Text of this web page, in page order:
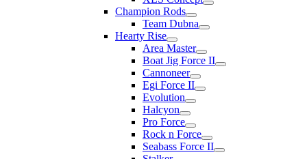
Champion Rods
Team Dubna
Hearty Rise
Area Master
Boat Jig Force II
Cannoneer
Egi Force II
Evolution
Halcyon
Pro Force
Rock n Force
Seabass Force II